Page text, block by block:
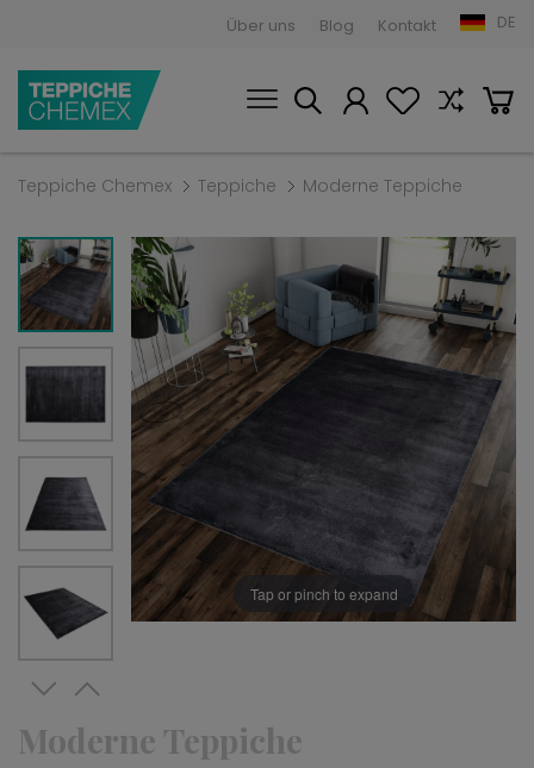
Über uns Blog Kontakt DE
Teppiche Chemex Teppiche Moderne Teppiche
Tap or pinch to expand
Moderne Teppiche